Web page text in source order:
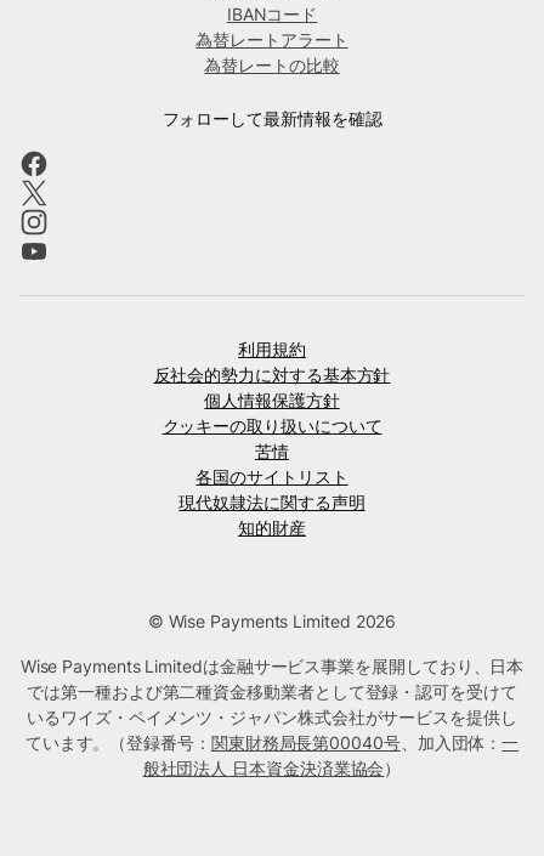
IBANコード
為替レートアラート
為替レートの比較
フォローして最新情報を確認
利用規約
反社会的勢力に対する基本方針
個人情報保護方針
クッキーの取り扱いについて
苦情
各国のサイトリスト
現代奴隷法に関する声明
知的財産
© Wise Payments Limited 2026
Wise Payments Limitedは金融サービス事業を展開しており、日本
では第一種および第二種資金移動業者として登録・認可を受けて
いるワイズ・ペイメンツ・ジャパン株式会社がサービスを提供し
ています。（登録番号： 関東財務局長第00040号、加入団体：一
般社団法人 日本資金決済業協会）